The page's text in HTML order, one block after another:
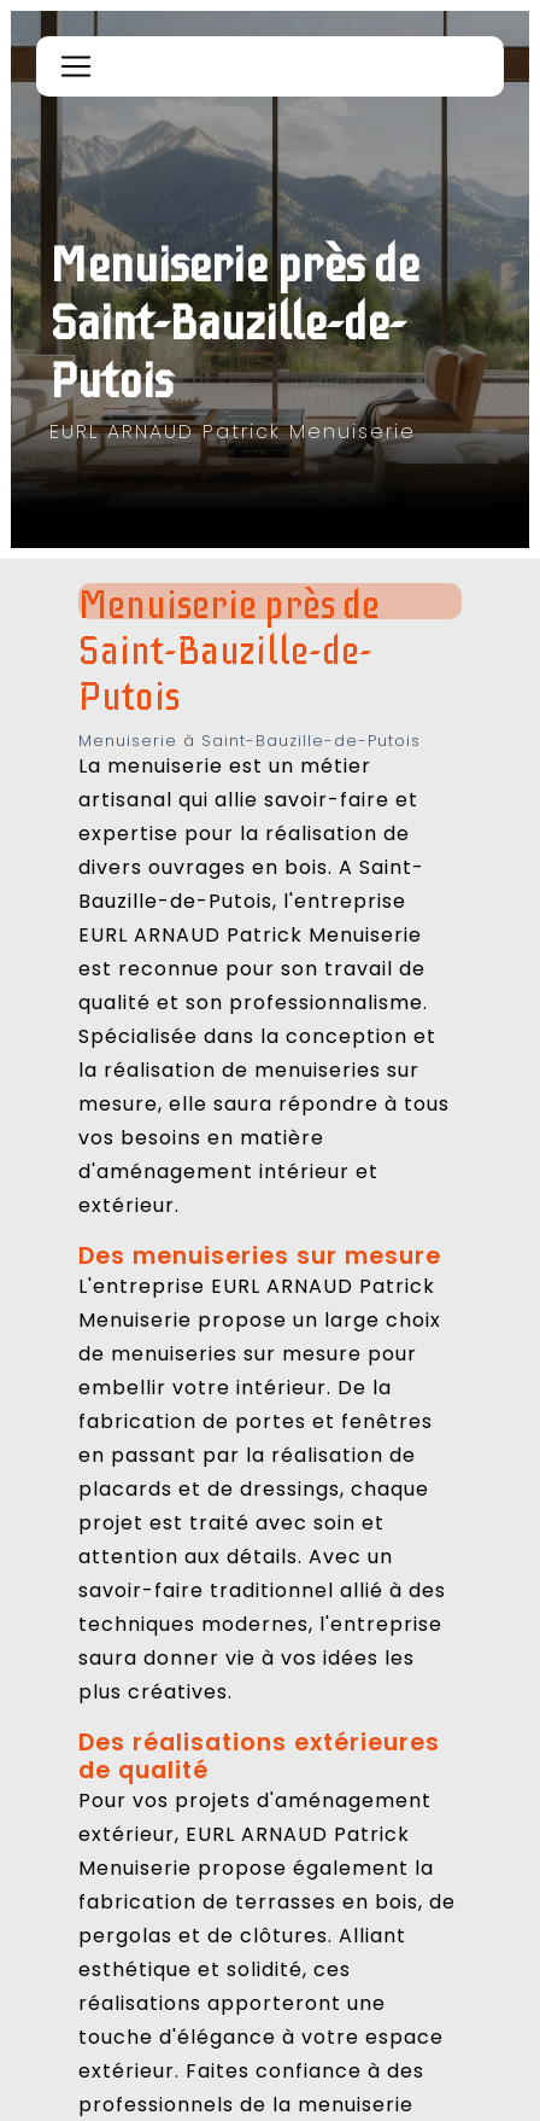
Menuiserie près de
Saint-Bauzille-de-
Putois
EURL ARNAUD Patrick Menuiserie
Menuiserie près de
Saint-Bauzille-de-
Putois
Menuiserie à Saint-Bauzille-de-Putois
La menuiserie est un métier
artisanal qui allie savoir-faire et
expertise pour la réalisation de
divers ouvrages en bois. A Saint-
Bauzille-de-Putois, l'entreprise
EURL ARNAUD Patrick Menuiserie
est reconnue pour son travail de
qualité et son professionnalisme.
Spécialisée dans la conception et
la réalisation de menuiseries sur
mesure, elle saura répondre à tous
vos besoins en matière
d'aménagement intérieur et
extérieur.
Des menuiseries sur mesure
L'entreprise EURL ARNAUD Patrick
Menuiserie propose un large choix
de menuiseries sur mesure pour
embellir votre intérieur. De la
fabrication de portes et fenêtres
en passant par la réalisation de
placards et de dressings, chaque
projet est traité avec soin et
attention aux détails. Avec un
savoir-faire traditionnel allié à des
techniques modernes, l'entreprise
saura donner vie à vos idées les
plus créatives.
Des réalisations extérieures
de qualité
Pour vos projets d'aménagement
extérieur, EURL ARNAUD Patrick
Menuiserie propose également la
fabrication de terrasses en bois, de
pergolas et de clôtures. Alliant
esthétique et solidité, ces
réalisations apporteront une
touche d'élégance à votre espace
extérieur. Faites confiance à des
professionnels de la menuiserie
Panneau de gestion des cookies